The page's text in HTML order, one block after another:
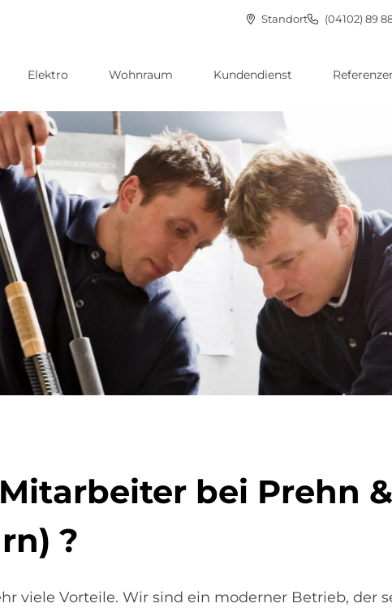
Standort (04102) 89
Elektro Wohnraum Kundendienst
bei Prehn
?
viele Vorteile. Wir sind ein moderner Betrieb, der